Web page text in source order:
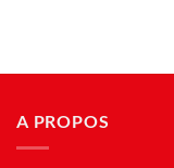
A PROPOS